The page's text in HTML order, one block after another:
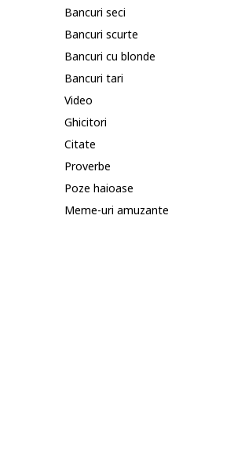
Bancuri seci
Bancuri scurte
Bancuri cu blonde
Bancuri tari
Video
Ghicitori
Citate
Proverbe
Poze haioase
Meme-uri amuzante